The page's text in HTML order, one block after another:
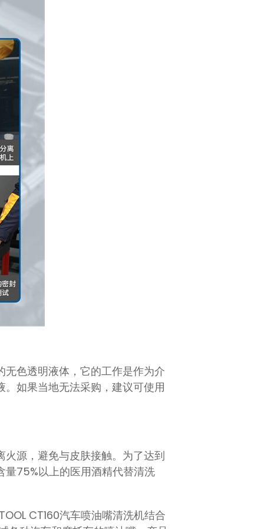
色透明液体，它的工作是作为介
如果当地无法采购，建议可使用
源，避免与皮肤接触。为了达到
量75%以上的医用酒精代替清洗
CT160汽车喷油嘴清洗机结合